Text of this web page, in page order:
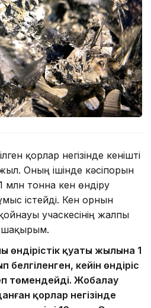
қорлар негізінде кенішті
Оның ішінде кәсіпорын
тонна кен өндіру
істейді. Кен орнын
учаскесінің жалпы
өндірістік қуаты жылына 1
белгіленген, кейін өндіріс
төмендейді. Жобалау
қорлар негізінде